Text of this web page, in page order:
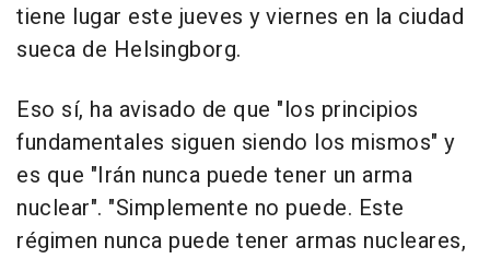
tiene lugar este jueves y viernes en la ciudad
sueca de Helsingborg.
Eso sí, ha avisado de que "los principios
fundamentales siguen siendo los mismos" y
es que "Irán nunca puede tener un arma
nuclear". "Simplemente no puede. Este
régimen nunca puede tener armas nucleares,